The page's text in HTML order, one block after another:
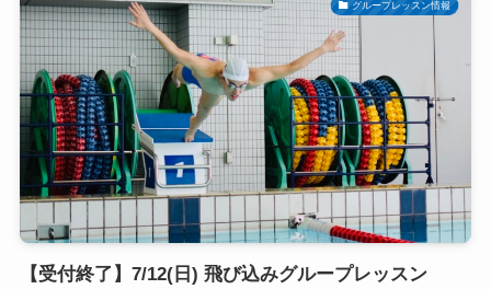
グループレッスン情報
【受付終了】7/12(日) 飛び込みグループレッスン